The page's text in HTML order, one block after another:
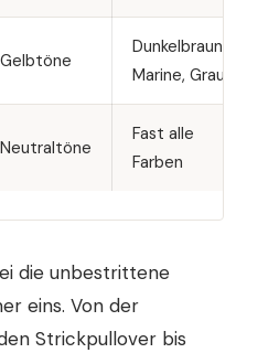
Gelbtöne
Dunkelbraun,
Marine, Grau
Neutraltöne
Fast alle
Farben
die unbestrittene
eins. Von der
Strickpullover bis